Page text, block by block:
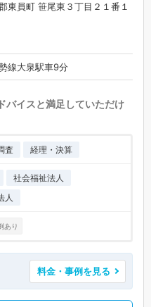
東員町 笹尾東３丁目２１番１
線大泉駅車9分
バイスと満足していただけ
査 経理・決算
社会福祉法人
人
あり
料金・事例を見る